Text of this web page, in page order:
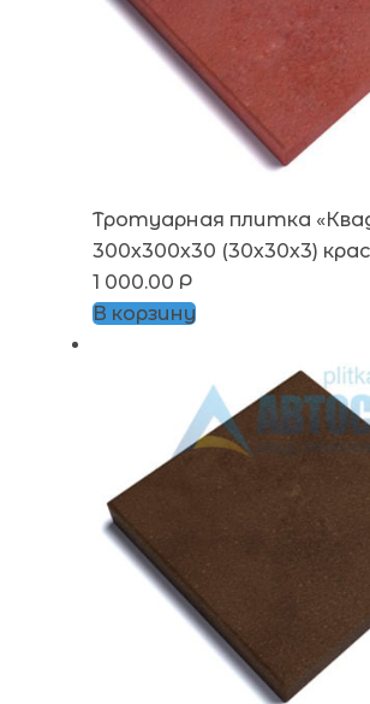
Тротуарная плитка
300х300х30 (30х30х3)
1 000.00 Р
В корзину